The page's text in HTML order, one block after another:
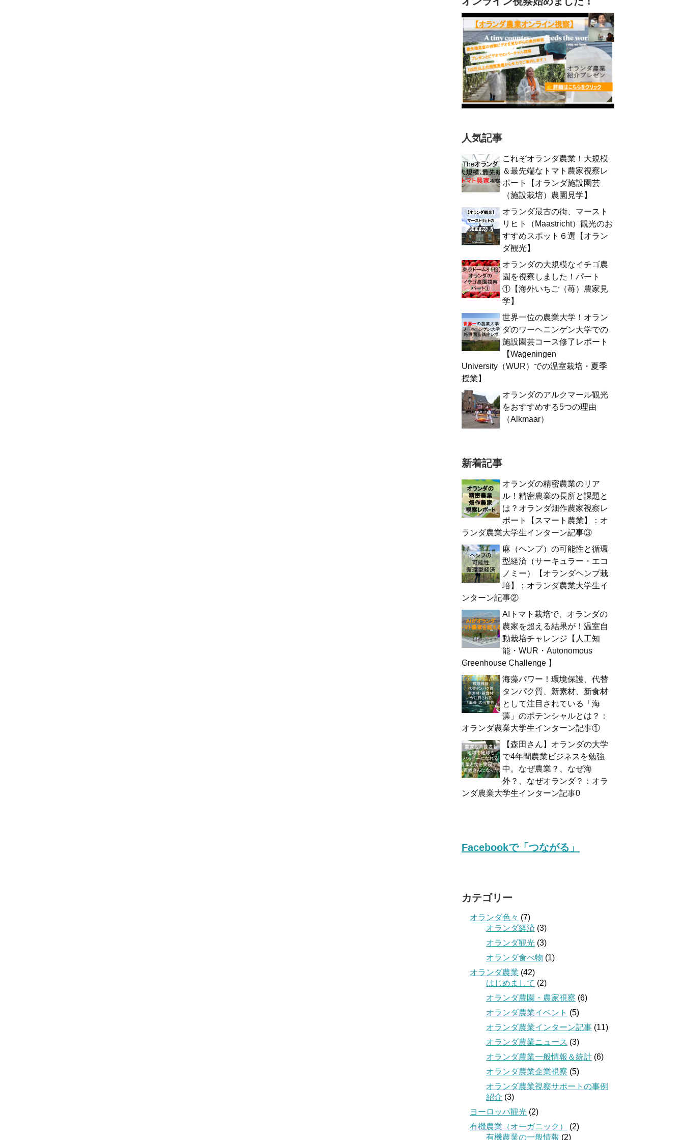
人気記事
これぞオランダ農業！大規模
＆最先端なトマト農家視察レ
ポート【オランダ施設園芸
（施設栽培）農園見学】
オランダ最古の街、マースト
リヒト（Maastricht）観光のお
すすめスポット６選【オラン
ダ観光】
オランダの大規模なイチゴ農
園を視察しました！パート
①【海外いちご（苺）農家見
学】
世界一位の農業大学！オラン
ダのワーヘニンゲン大学での
施設園芸コース修了レポート
【Wageningen
University（WUR）での温室栽培・夏季
授業】
オランダのアルクマール観光
をおすすめする5つの理由
（Alkmaar）
新着記事
オランダの精密農業のリア
ル！精密農業の長所と課題と
は？オランダ畑作農家視察レ
ポート【スマート農業】：オ
ランダ農業大学生インターン記事③
麻（ヘンプ）の可能性と循環
型経済（サーキュラー・エコ
ノミー）【オランダヘンプ栽
培】：オランダ農業大学生イ
ンターン記事②
AIトマト栽培で、オランダの
農家を超える結果が！温室自
動栽培チャレンジ【人工知
能・WUR・Autonomous
Greenhouse Challenge 】
海藻パワー！環境保護、代替
タンパク質、新素材、新食材
として注目されている「海
藻」のポテンシャルとは？：
オランダ農業大学生インターン記事①
【森田さん】オランダの大学
で4年間農業ビジネスを勉強
中。なぜ農業？、なぜ海
外？、なぜオランダ？：オラ
ンダ農業大学生インターン記事0
Facebookで「つながる」
カテゴリー
オランダ色々 (7)
オランダ経済 (3)
オランダ観光 (3)
オランダ食べ物 (1)
オランダ農業 (42)
はじめまして (2)
オランダ農園・農家視察 (6)
オランダ農業イベント (5)
オランダ農業インターン記事 (11)
オランダ農業ニュース (3)
オランダ農業一般情報＆統計 (6)
オランダ農業企業視察 (5)
オランダ農業視察サポートの事例
紹介 (3)
ヨーロッパ観光 (2)
有機農業（オーガニック）
(2)
有機農業の一般情報 (2)